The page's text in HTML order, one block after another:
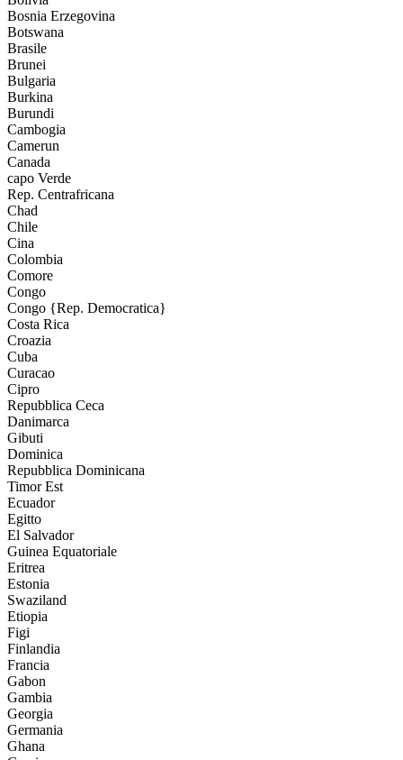
Bosnia Erzegovina
Botswana
Brasile
Brunei
Bulgaria
Burkina
Burundi
Cambogia
Camerun
Canada
capo Verde
Rep. Centrafricana
Chad
Chile
Cina
Colombia
Comore
Congo
Congo {Rep. Democratica}
Costa Rica
Croazia
Cuba
Curacao
Cipro
Repubblica Ceca
Danimarca
Gibuti
Dominica
Repubblica Dominicana
Timor Est
Ecuador
Egitto
El Salvador
Guinea Equatoriale
Eritrea
Estonia
Swaziland
Etiopia
Figi
Finlandia
Francia
Gabon
Gambia
Georgia
Germania
Ghana